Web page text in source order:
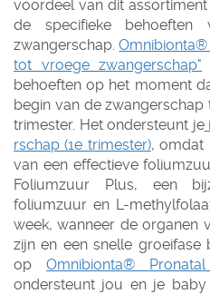
voordeel van dit
de specifieke
zwangerschap.Omnibionta®
tot vroege zwangerschap"
behoeften op het moment
begin van de
trimester. Het ondersteunt je
rschap (1e trimester), omdat
van een effectieve
Foliumzuur Plus, een
foliumzuur en L-
week, wanneer de organen
zijn en een snelle
opOmnibionta®
ondersteunt jou en je